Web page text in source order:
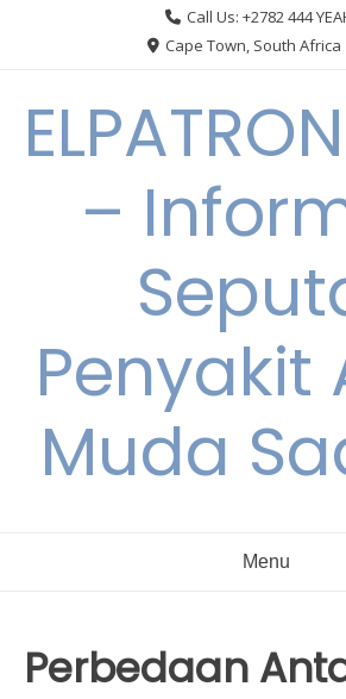
Call Us: +2782 444
Cape Town, South Africa
–
Penyakit
Muda
Menu
Perbedaan